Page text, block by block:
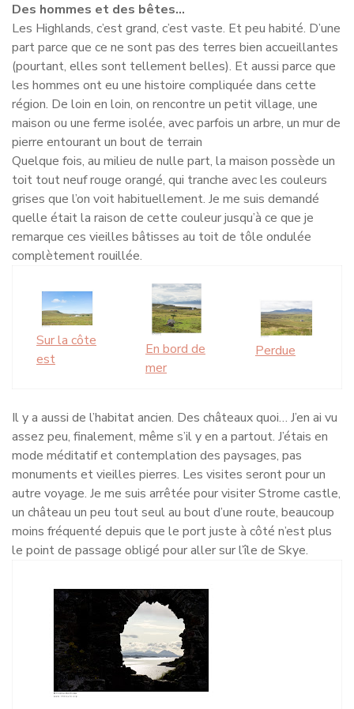
Des hommes et des bêtes…
Les Highlands, c’est grand, c’est vaste. Et peu habité. D’une
part parce que ce ne sont pas des terres bien accueillantes
(pourtant, elles sont tellement belles). Et aussi parce que
les hommes ont eu une histoire compliquée dans cette
région. De loin en loin, on rencontre un petit village, une
maison ou une ferme isolée, avec parfois un arbre, un mur de
pierre entourant un bout de terrain
Quelque fois, au milieu de nulle part, la maison possède un
toit tout neuf rouge orangé, qui tranche avec les couleurs
grises que l’on voit habituellement. Je me suis demandé
quelle était la raison de cette couleur jusqu’à ce que je
remarque ces vieilles bâtisses au toit de tôle ondulée
complètement rouillée.
Sur la côte
est
En bord de
mer
Perdue
Il y a aussi de l’habitat ancien. Des châteaux quoi… J’en ai vu
assez peu, finalement, même s’il y en a partout. J’étais en
mode méditatif et contemplation des paysages, pas
monuments et vieilles pierres. Les visites seront pour un
autre voyage. Je me suis arrêtée pour visiter Strome castle,
un château un peu tout seul au bout d’une route, beaucoup
moins fréquenté depuis que le port juste à côté n’est plus
le point de passage obligé pour aller sur l’île de Skye.